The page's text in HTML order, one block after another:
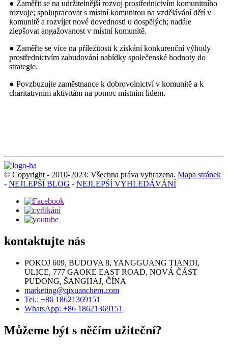
● Zaměřit se na udržitelnější rozvoj prostřednictvím komunitního
rozvoje; spolupracovat s místní komunitou na vzdělávání dětí v
komunitě a rozvíjet nové dovednosti u dospělých; nadále
zlepšovat angažovanost v místní komunitě.
● Zaměřte se více na příležitosti k získání konkurenční výhody
prostřednictvím zabudování nabídky společenské hodnoty do
strategie.
● Povzbuzujte zaměstnance k dobrovolnictví v komunitě a k
charitativním aktivitám na pomoc místním lidem.
© Copyright - 2010-2023: Všechna práva vyhrazena. Mapa stránek
- NEJLEPŠÍ BLOG - NEJLEPŠÍ VYHLEDÁVÁNÍ
kontaktujte nás
POKOJ 609, BUDOVA 8, YANGGUANG TIANDI,
ULICE, 777 GAOKE EAST ROAD, NOVÁ ČÁST
PUDONG, ŠANGHAJ, ČÍNA
marketing@qixuanchem.com
Tel.: +86 18621369151
WhatsApp: +86 18621369151
Můžeme být s něčím užiteční?